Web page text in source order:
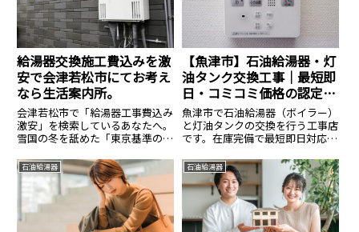
給湯器交換施工費込みを激
安で会津若松市にてお考え
なら生活案内所。
会津若松市で「給湯器工事費込み
激安」を検索しているあなたへ。
雪国の冬を舐めた「東京基準の工
て。給湯器交換の現場に立ち続け
て25年、生活案内所の代表を務
めております大塚と申します。会
津若松市にお住まいの皆様、
今、...
【魚津市】石油給湯器・灯
油タンク交換工事｜最短即
日・コミコミ価格の認定施
工店
魚津市で石油給湯器（ボイラー）
と灯油タンクの交換を行う工事店
です。在庫完備で最短即日対応。
含めた確実な施工を行います。本
体＋標準工事＋処分費の総額提
示。
石油給湯器 石油給湯器